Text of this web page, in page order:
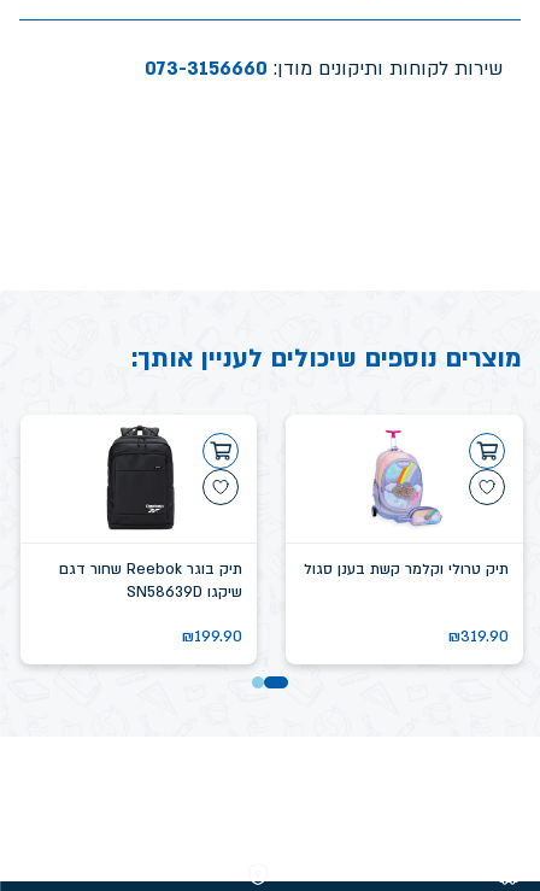
שירות לקוחות ותיקונים מודן: 073-3156660
מוצרים נוספים שיכולים לעניין אותך:
תיק טרולי וקלמר קשת בענן סגול
₪319.90
תיק בוגר Reebok שחור דגם
שיקגו SN58639D
₪199.90